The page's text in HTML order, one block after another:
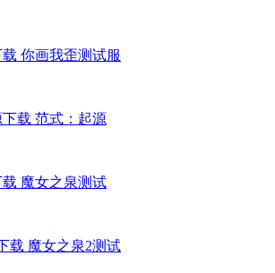
你画我歪测试服
范式：起源
魔女之泉测试
魔女之泉2测试